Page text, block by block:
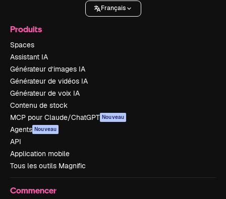
Français
Produits
Spaces
Assistant IA
Générateur d’images IA
Générateur de vidéos IA
Générateur de voix IA
Contenu de stock
MCP pour Claude/ChatGPT Nouveau
Agents Nouveau
API
Application mobile
Tous les outils Magnific
Commencer